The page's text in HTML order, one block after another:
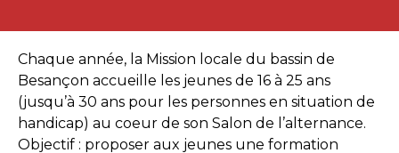
Chaque année, la Mission locale du bassin de
Besançon accueille les jeunes de 16 à 25 ans
(jusqu’à 30 ans pour les personnes en situation de
handicap) au coeur de son Salon de l’alternance.
Objectif : proposer aux jeunes une formation